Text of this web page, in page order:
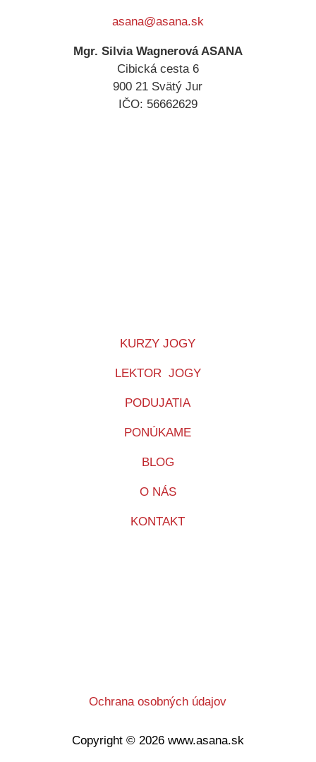
asana@asana.sk
Mgr. Silvia Wagnerová ASANA
Cibická cesta 6
900 21 Svätý Jur
IČO: 56662629
KURZY JOGY
LEKTOR JOGY
PODUJATIA
PONÚKAME
BLOG
O NÁS
KONTAKT
Ochrana osobných údajov
Copyright © 2026 www.asana.sk